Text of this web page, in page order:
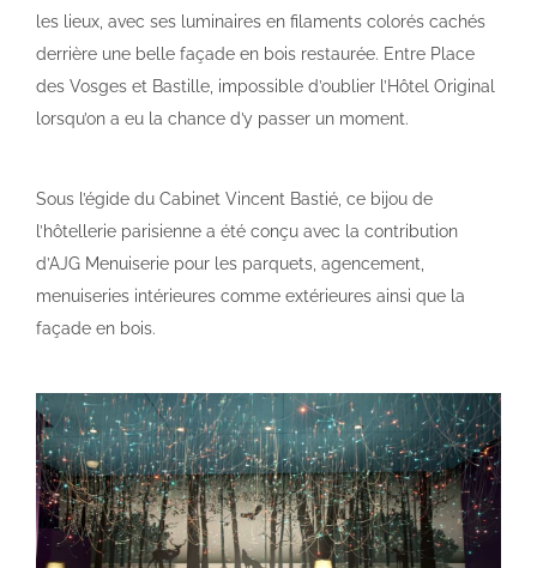
les lieux, avec ses luminaires en filaments colorés cachés
derrière une belle façade en bois restaurée. Entre Place
des Vosges et Bastille, impossible d’oublier l’Hôtel Original
lorsqu’on a eu la chance d’y passer un moment.
Sous l’égide du Cabinet Vincent Bastié, ce bijou de
l’hôtellerie parisienne a été conçu avec la contribution
d’AJG Menuiserie pour les parquets, agencement,
menuiseries intérieures comme extérieures ainsi que la
façade en bois.